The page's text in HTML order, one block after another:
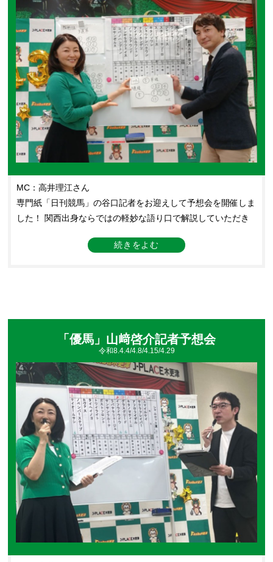
MC：高井理江さん
専門紙「日刊競馬」の谷口記者をお迎えして予想会を開催しま
した！ 関西出身ならではの軽妙な語り口で解説していただき
の紙面上の推奨馬でもあったとのことで、さすがの腕前です👏
「優馬」山﨑啓介記者予想会
令和8.4.4/4.8/4.15/4.29